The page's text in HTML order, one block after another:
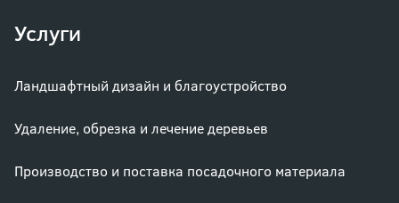
Услуги
Ландшафтный дизайн и благоустройство
Удаление, обрезка и лечение деревьев
Производство и поставка посадочного материала